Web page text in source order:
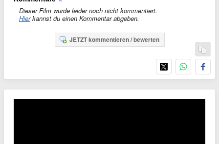
Dieser Film wurde leider noch nicht kommentiert.
Hierkannst du einen Kommentar abgeben.
JETZT kommentieren / bewerten